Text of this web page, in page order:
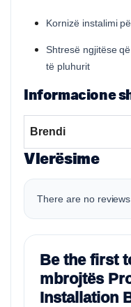
Kornizë instalimi
Shtresë ngjitëse
të pluhurit
Informacione
Brendi
Vlerësime
There are no reviews
Be the first
mbrojtës
Installation